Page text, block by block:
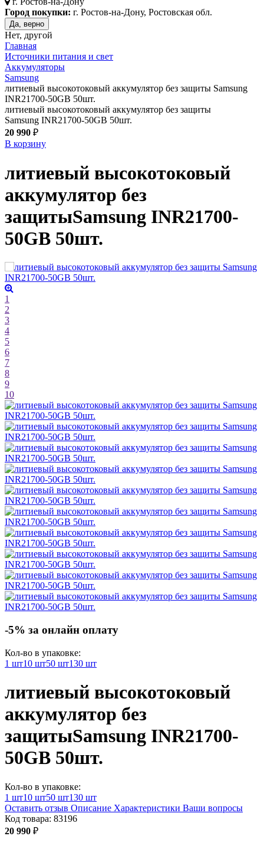
Город покупки: г. Ростов-на-Дону, Ростовская обл.
Да, верно
Нет, другой
Главная
Источники питания и свет
Аккумуляторы
Samsung
литиевый высокотоковый аккумулятор без защиты Samsung
INR21700-50GB 50шт.
литиевый высокотоковый аккумулятор без защиты
Samsung INR21700-50GB 50шт.
20 990 ₽
В корзину
литиевый высокотоковый
аккумулятор без
защитыSamsung INR21700-
50GB 50шт.
1
2
3
4
5
6
7
8
9
10
-5% за онлайн оплату
Кол-во в упаковке:
1 шт10 шт50 шт130 шт
литиевый высокотоковый
аккумулятор без
защитыSamsung INR21700-
50GB 50шт.
Кол-во в упаковке:
1 шт10 шт50 шт130 шт
Оставить отзыв Описание Характеристики Ваши вопросы
Код товара: 83196
20 990 ₽